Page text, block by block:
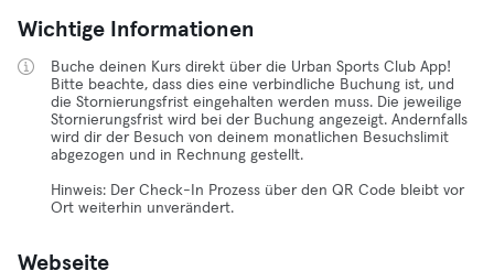
Wichtige Informationen
Buche deinen Kurs direkt über die Urban Sports Club App!
Bitte beachte, dass dies eine verbindliche Buchung ist, und
die Stornierungsfrist eingehalten werden muss. Die jeweilige
Stornierungsfrist wird bei der Buchung angezeigt. Andernfalls
wird dir der Besuch von deinem monatlichen Besuchslimit
abgezogen und in Rechnung gestellt.
Hinweis: Der Check-In Prozess über den QR Code bleibt vor
Ort weiterhin unverändert.
Webseite